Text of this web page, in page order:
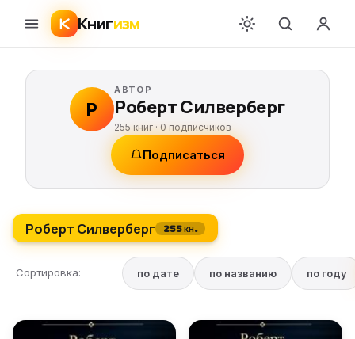
Книгизм
Р
АВТОР
Роберт Силверберг
255 книг ·0 подписчиков
Подписаться
Роберт Силверберг 255 кн.
Сортировка: по дате по названию по году